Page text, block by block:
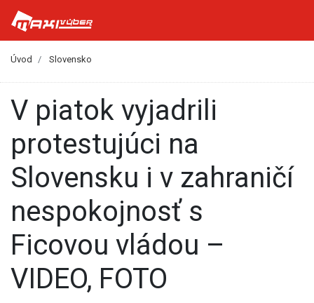
Úvod Slovensko
V piatok vyjadrili
protestujúci na
Slovensku i v zahraničí
nespokojnosť s
Ficovou vládou –
VIDEO, FOTO